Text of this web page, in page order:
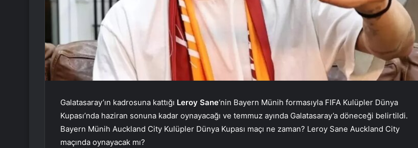
Galatasaray’ın kadrosuna kattığı Leroy Sane‘nin Bayern Münih formasıyla FIFA Kulüpler Dünya
Kupası’nda haziran sonuna kadar oynayacağı ve temmuz ayında Galatasaray’a döneceği belirtildi.
Bayern Münih Auckland City Kulüpler Dünya Kupası maçı ne zaman? Leroy Sane Auckland City
maçında oynayacak mı?